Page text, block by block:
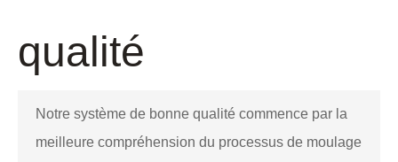
qualité
Notre système de bonne qualité commence par la
meilleure compréhension du processus de moulage